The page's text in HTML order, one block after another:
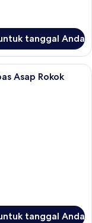
tanggal Anda
kerja, tirai kedap
Asap Rokok
tanggal Anda